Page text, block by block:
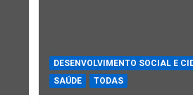
DESENVOLVIMENTO SOCIAL E
SAÚDE
TODAS